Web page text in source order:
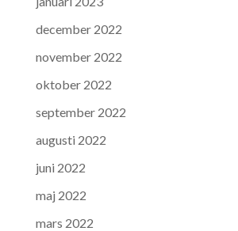
december 2022
november 2022
oktober 2022
september 2022
augusti 2022
juni 2022
maj 2022
mars 2022